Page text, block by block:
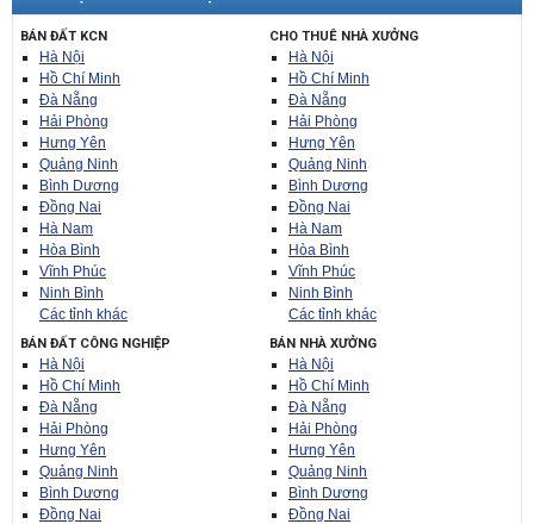
BÁN ĐẤT KCN
Hà Nội
Hồ Chí Minh
Đà Nẵng
Hải Phòng
Hưng Yên
Quảng Ninh
Bình Dương
Đồng Nai
Hà Nam
Hòa Bình
Vĩnh Phúc
Ninh Bình
Các tỉnh khác
CHO THUÊ NHÀ XƯỞNG
Hà Nội
Hồ Chí Minh
Đà Nẵng
Hải Phòng
Hưng Yên
Quảng Ninh
Bình Dương
Đồng Nai
Hà Nam
Hòa Bình
Vĩnh Phúc
Ninh Bình
Các tỉnh khác
BÁN ĐẤT CÔNG NGHIỆP
Hà Nội
Hồ Chí Minh
Đà Nẵng
Hải Phòng
Hưng Yên
Quảng Ninh
Bình Dương
Đồng Nai
BÁN NHÀ XƯỞNG
Hà Nội
Hồ Chí Minh
Đà Nẵng
Hải Phòng
Hưng Yên
Quảng Ninh
Bình Dương
Đồng Nai